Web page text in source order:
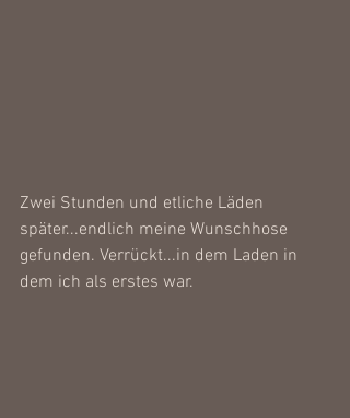
Zwei Stunden und etliche Läden
später...endlich meine Wunschhose
gefunden. Verrückt...in dem Laden in
dem ich als erstes war.